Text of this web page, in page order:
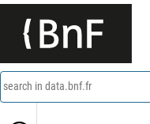
search in data.bnf.fr